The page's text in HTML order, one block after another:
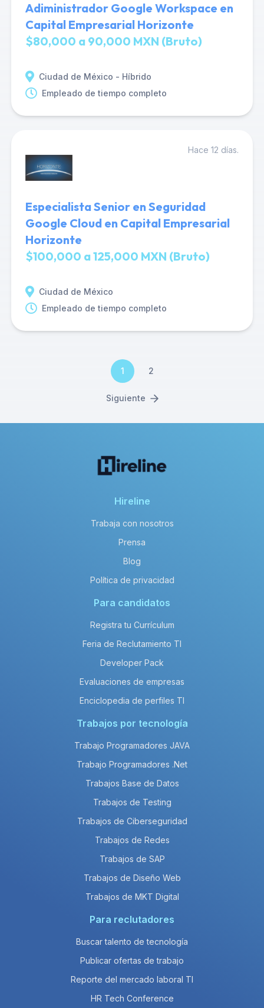
Adiministrador Google Workspace en
Capital Empresarial Horizonte
$80,000 a 90,000 MXN (Bruto)
Ciudad de México - Híbrido
Empleado de tiempo completo
Hace 12 días.
Especialista Senior en Seguridad
Google Cloud en Capital Empresarial
Horizonte
$100,000 a 125,000 MXN (Bruto)
Ciudad de México
Empleado de tiempo completo
1 2
Siguiente
Hireline
Trabaja con nosotros
Prensa
Blog
Política de privacidad
Para candidatos
Registra tu Currículum
Feria de Reclutamiento TI
Developer Pack
Evaluaciones de empresas
Enciclopedia de perfiles TI
Trabajos por tecnología
Trabajo Programadores JAVA
Trabajo Programadores .Net
Trabajos Base de Datos
Trabajos de Testing
Trabajos de Ciberseguridad
Trabajos de Redes
Trabajos de SAP
Trabajos de Diseño Web
Trabajos de MKT Digital
Para reclutadores
Buscar talento de tecnología
Publicar ofertas de trabajo
Reporte del mercado laboral TI
HR Tech Conference